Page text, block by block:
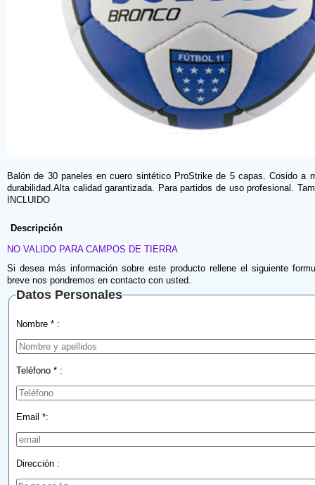
Balón de 30 paneles en cuero sintético ProStrike de 5 capas. Cosido a
durabilidad.Alta calidad garantizada. Para partidos de uso profesional.
INCLUIDO
Descripción
NO VALIDO PARA CAMPOS DE TIERRA
Si desea más información sobre este producto rellene el siguiente
breve nos pondremos en contacto con usted.
Datos Personales
Nombre * :
Teléfono * :
Email *:
Dirección :